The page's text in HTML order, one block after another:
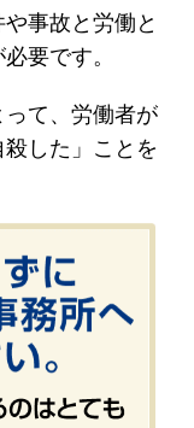
事故と労働と
要です。
て、労働者が
した」ことを